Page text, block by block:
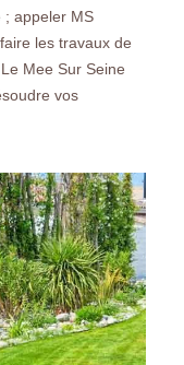
; appeler MS
les travaux de
Mee Sur Seine
vos